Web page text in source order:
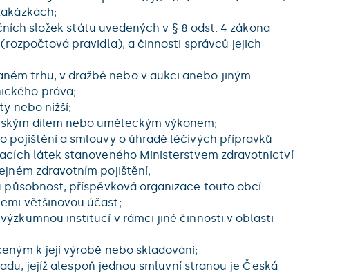
složek státu uvedených v § 8 odst. 4 zákona
pravidla), a činnosti správců jejich
trhu, v dražbě nebo v aukci anebo jiným
práva;
nebo nižší;
dílem nebo uměleckým výkonem;
pojištění a smlouvy o úhradě léčivých přípravků
látek stanoveného Ministerstvem zdravotnictví
zdravotním pojištění;
příspěvková organizace touto obcí
většinovou účast;
institucí v rámci jiné činnosti v oblasti
k její výrobě nebo skladování;
jejíž alespoň jednou smluvní stranou je Česká